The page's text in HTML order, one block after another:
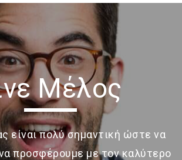
Μέλος
είναι πολύ σημαντική ώστε να
προσφέρουμε με τον καλύτερο